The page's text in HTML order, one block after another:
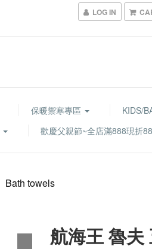
LOG IN
保暖禦寒專區 KIDS/
歡慶父親節~全店滿888現折88
Bath towels
航海王 魯夫